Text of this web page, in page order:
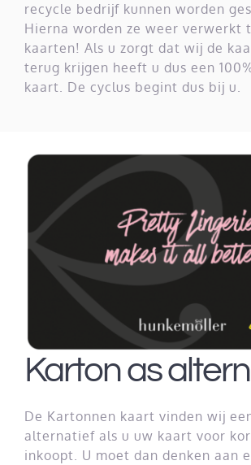
recycle bedrijf kunnen worden
Hierna worden ze weer verwerkt
kaarten! Als u zorgt dat wij de
terug krijgen heeft u dus een
kaart. De cyclus begint dus bij u.
Karton as
De Kartonnen kaart vinden wij
alternatief als u uw kaart voor
inkoopt. U moet dan denken aan